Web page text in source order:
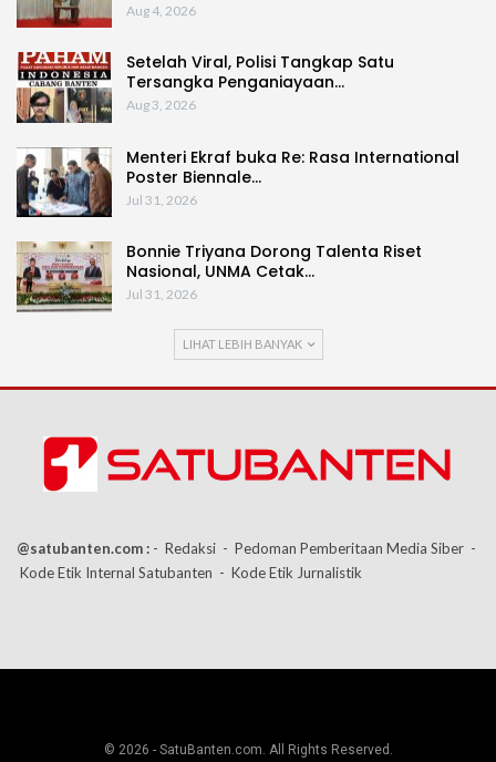
Aug 4, 2026
Setelah Viral, Polisi Tangkap Satu
Tersangka Penganiayaan…
Aug 3, 2026
Menteri Ekraf buka Re: Rasa International
Poster Biennale…
Jul 31, 2026
Bonnie Triyana Dorong Talenta Riset
Nasional, UNMA Cetak…
Jul 31, 2026
LIHAT LEBIH BANYAK
@satubanten.com : - Redaksi - Pedoman Pemberitaan Media Siber -
Kode Etik Internal Satubanten - Kode Etik Jurnalistik
© 2026 - SatuBanten.com. All Rights Reserved.